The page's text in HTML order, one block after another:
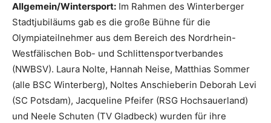
Allgemein/Wintersport: Im Rahmen des Winterberger
Stadtjubiläums gab es die große Bühne für die
Olympiateilnehmer aus dem Bereich des Nordrhein-
Westfälischen Bob- und Schlittensportverbandes
(NWBSV). Laura Nolte, Hannah Neise, Matthias Sommer
(alle BSC Winterberg), Noltes Anschieberin Deborah Levi
(SC Potsdam), Jacqueline Pfeifer (RSG Hochsauerland)
und Neele Schuten (TV Gladbeck) wurden für ihre